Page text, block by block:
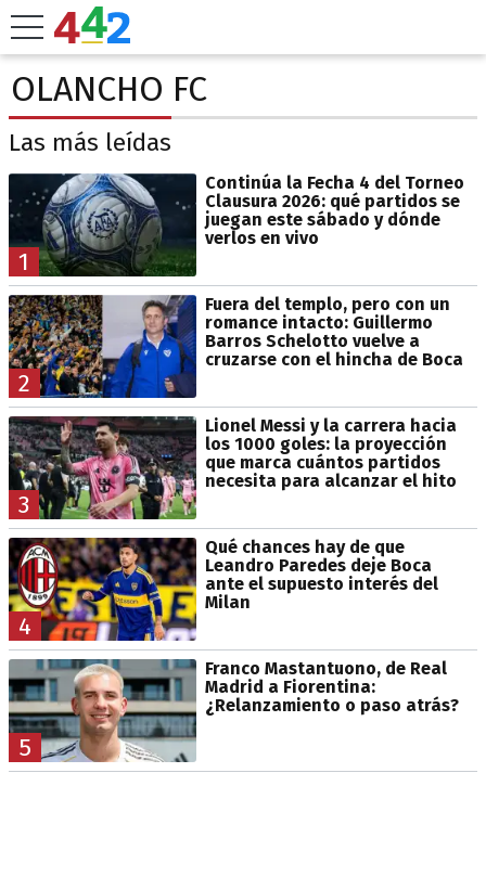
OLANCHO FC
Las más leídas
1
Continúa la Fecha 4 del Torneo
Clausura 2026: qué partidos se
juegan este sábado y dónde
verlos en vivo
2
Fuera del templo, pero con un
romance intacto: Guillermo
Barros Schelotto vuelve a
cruzarse con el hincha de Boca
3
Lionel Messi y la carrera hacia
los 1000 goles: la proyección
que marca cuántos partidos
necesita para alcanzar el hito
4
Qué chances hay de que
Leandro Paredes deje Boca
ante el supuesto interés del
Milan
5
Franco Mastantuono, de Real
Madrid a Fiorentina:
¿Relanzamiento o paso atrás?